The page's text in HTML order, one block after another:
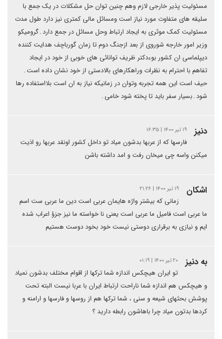
مسئولیت پذیر خارجی لازم وهم چنین توان حل مشکلات در یک جمع با
سلیقه های متفاوت مورد نیاز است ومسائل مالی کمتری نیز دارد طول مدت
مسئولیت کمک موثری به ایجاد ارتباط وحل مسائل در جمع دارد۔گرومیکو
وزیر امور خارجه شوروی از بعد ازجنگ دوم تا زمان گورباچف هدایت کننده
دیپلماسی ان کشور بو‌ءدکتر ظریف توانائی های خوبی از خود در ایجاد
تفاهم با احترام به نظرات وراهکارهای بالادستی از خود نشان داده است۔
حیف است این همه تجربه وتوان در زمانیکه نیاز به ان است بلااستفاده رها
شود۔بسیار سفر باید تا پخته شود خامی۔
دنیز ۱۹ تیر ۱۴۰۰ | ۱۶:۳۵
فارسها که از عربها بدشون میاد تو داخل کشور اونقد عربها رو اذیت
میکنن واسه چی میخان رفت و امد داشته باشن
اشکان ۱۹ تیر ۱۴۰۰ | ۲۱:۲۶
زمانی که بیشتر واژه هایمان عربی است دین ما عربی ست اسم
ما عربی است فامیل ما عربی است یعنی نا خواسته ما نیز جزؤ اعراب شده
ایم و نیازی به برقراری دوستی نیست خود بخود دوست هستیم
به دنیز ۲۰ تیر ۱۴۰۰ | ۰۱:۱۹
تو ایران هیچکس اندازه شما ترکها از اقوام مختلف بدشون نمیاد
و هیچکس هم اندازه شما ناراحت ارتباط ایران با عربا نیست البته تحت
پوشش بحثهای شیعه و سنی ، شما ترکها هم از روسها و فارسها و ارامنه و
کردها بدتون میاد چرا باهاشون رابطه دارید ؟